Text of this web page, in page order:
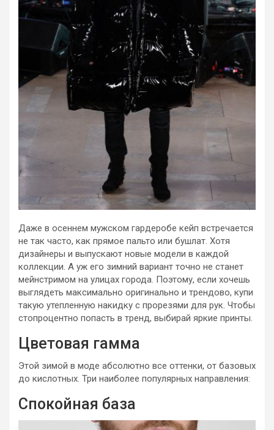
Даже в осеннем мужском гардеробе кейп встречается
не так часто, как прямое пальто или бушлат. Хотя
дизайнеры и выпускают новые модели в каждой
коллекции. А уж его зимний вариант точно не станет
мейнстримом на улицах города. Поэтому, если хочешь
выглядеть максимально оригинально и трендово, купи
такую утепленную накидку с прорезями для рук. Чтобы
стопроцентно попасть в тренд, выбирай яркие принты.
Цветовая гамма
Этой зимой в моде абсолютно все оттенки, от базовых
до кислотных. Три наиболее популярных направления:
Спокойная база